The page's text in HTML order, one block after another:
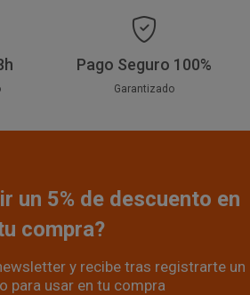
Pago Seguro 100%
Garantizado
un 5% de descuento en
compra?
y recibe tras registrarte un
para usar en tu compra